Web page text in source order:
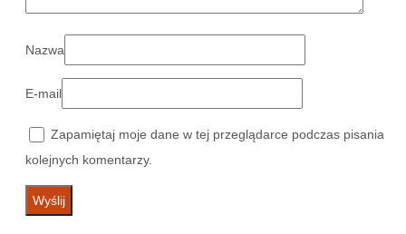
Nazwa
E-mail
Zapamiętaj moje dane w tej przeglądarce podczas pisania
kolejnych komentarzy.